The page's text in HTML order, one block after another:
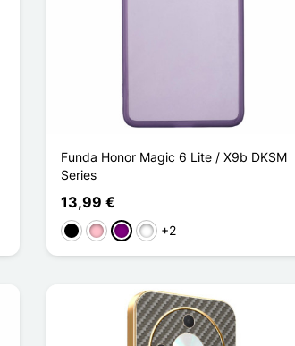
Funda Honor Magic 6 Lite / X9b DKSM
Series
13,99 €
Noir Transparent
Rose Transparent
Violet Transparent
Cyan Transparent
+2